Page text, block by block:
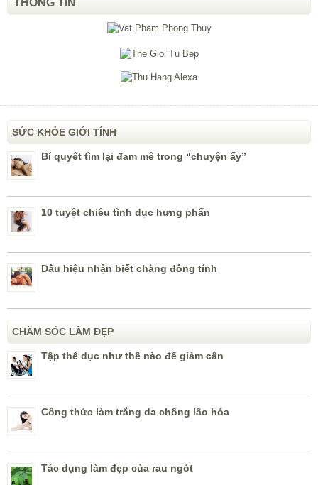
THÔNG TIN
SỨC KHỎE GIỚI TÍNH
Bí quyết tìm lại đam mê trong “chuyện ấy”
10 tuyệt chiêu tình dục hưng phấn
Dấu hiệu nhận biết chàng đồng tính
CHĂM SÓC LÀM ĐẸP
Tập thể dục như thế nào để giảm cân
Công thức làm trắng da chống lão hóa
Tác dụng làm đẹp của rau ngót